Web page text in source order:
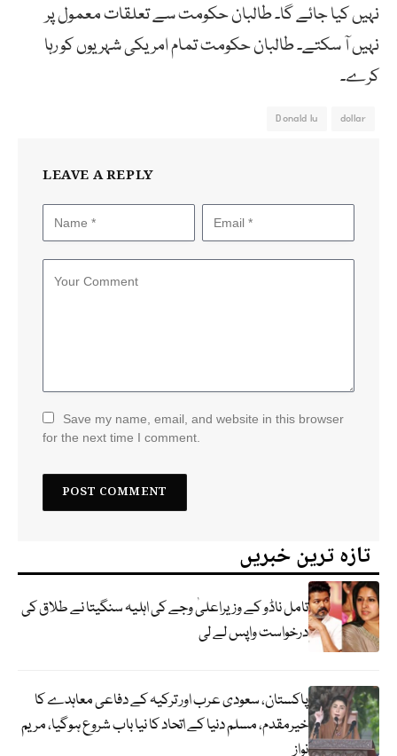
نہیں کیا جائے گا۔ طالبان حکومت سے تعلقات معمول پر
نہیں آ سکتے۔ طالبان حکومت تمام امریکی شہریوں کو رہا
کرے۔
dollar
Donald lu
LEAVE A REPLY
Save my name, email, and website in this browser
for the next time I comment.
تازہ ترین خبریں
تامل ناڈو کے وزیراعلیٰ وجے کی اہلیہ سنگیتا نے طلاق کی
درخواست واپس لے لی
پاکستان، سعودی عرب اور ترکیہ کے دفاعی معاہدے کا
خیرمقدم، مسلم دنیا کے اتحاد کا نیا باب شروع ہوگیا، مریم
نواز